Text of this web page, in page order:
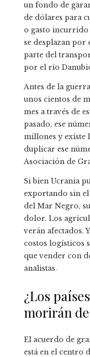
un fondo de
de dólares para
o gasto
se desplazan por
parte del
por el río
Antes de la
unos cientos de
mes a través de
pasado, ese
millones y existe
duplicar ese
Asociación de
Si bien Ucrania
exportando sin
del Mar Negro,
dolor. Los
verán afectados.
costos logísticos
que vender con
analistas.
¿Los
morirán
El acuerdo de
está en el centro